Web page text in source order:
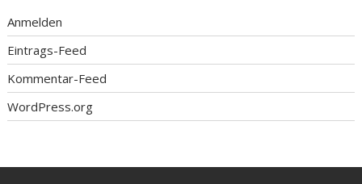
Anmelden
Eintrags-Feed
Kommentar-Feed
WordPress.org